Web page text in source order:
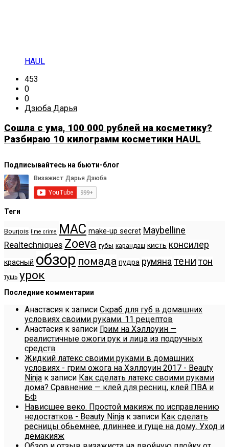
HAUL
453
0
0
Дзюба Дарья
Сошла с ума, 100 000 рублей на косметику?
Разбираю 10 килограмм косметики HAUL
Подписывайтесь на бьюти-блог
Теги
Bourjois lime crime MAC make-up secret Maybelline
Realtechniques Zoeva губы карандаш кисть консилер
красный обзор помада пудра румяна тени тон
тушь урок
Последние комментарии
Анастасия к записи Скраб для губ в домашних
условиях своими руками. 11 рецептов
Анастасия к записи Грим на Хэллоуин —
реалистичные ожоги рук и лица из подручных
средств
Жидкий латекс своими руками в домашних
условиях - грим ожога на Хэллоуин 2017 - Beauty
Ninja к записи Как сделать латекс своими руками
дома? Сравнение — клей для ресниц, клей ПВА и
БФ
Нависшее веко. Простой макияж по исправлению
недостатков - Beauty Ninja к записи Как сделать
ресницы обьемнее, длиннее и гуще на дому. Уход и
демакияж